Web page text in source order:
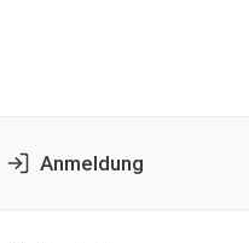
Anmeldung